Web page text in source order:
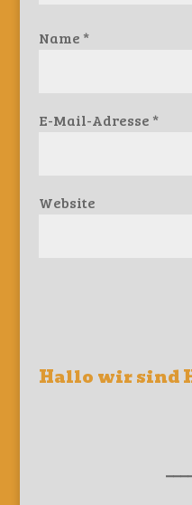
Name *
E-Mail-Adresse *
Website
Hallo wir sind